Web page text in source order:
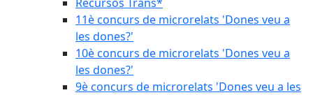
11è concurs de microrelats 'Dones veu a
les dones?'
10è concurs de microrelats 'Dones veu a
les dones?'
9è concurs de microrelats 'Dones veu a les